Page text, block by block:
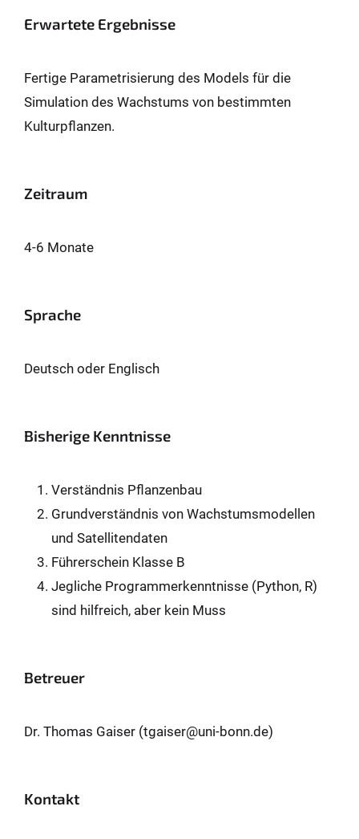
Erwartete Ergebnisse
Fertige Parametrisierung des Models für die
Simulation des Wachstums von bestimmten
Kulturpflanzen.
Zeitraum
4-6 Monate
Sprache
Deutsch oder Englisch
Bisherige Kenntnisse
Verständnis Pflanzenbau
Grundverständnis von Wachstumsmodellen
und Satellitendaten
Führerschein Klasse B
Jegliche Programmerkenntnisse (Python, R)
sind hilfreich, aber kein Muss
Betreuer
Dr. Thomas Gaiser (tgaiser@uni-bonn.de)
Kontakt